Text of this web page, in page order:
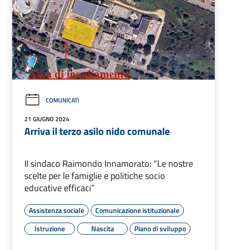
COMUNICATI
21 GIUGNO 2024
Arriva il terzo asilo nido comunale
Il sindaco Raimondo Innamorato: “Le nostre
scelte per le famiglie e politiche socio
educative efficaci”
Assistenza sociale
Comunicazione istituzionale
Istruzione
Nascita Piano di sviluppo